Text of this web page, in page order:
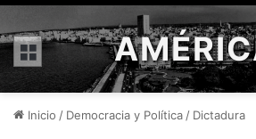
Menú
Inicio / Democracia y Política / Dictadura